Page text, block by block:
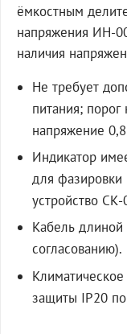
ёмкостным
напряжения ИН-
наличия
Не требует
питания;
напряжение
Индикатор
для фазировки
устройство СК-
Кабель
согласованию).
защиты IP20